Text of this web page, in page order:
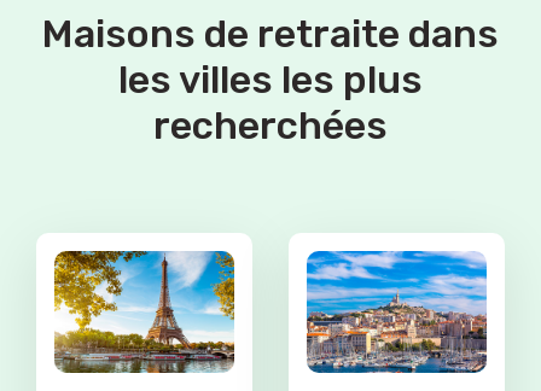
Maisons de retraite dans
les villes les plus
recherchées